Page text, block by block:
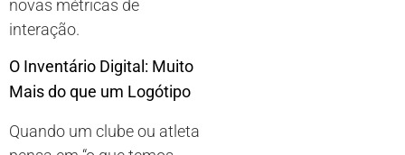
novas métricas de
interação.
O Inventário Digital: Muito
Mais do que um Logótipo
Quando um clube ou atleta